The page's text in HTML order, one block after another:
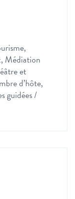
Médiation
et
d’hôte,
guidées /